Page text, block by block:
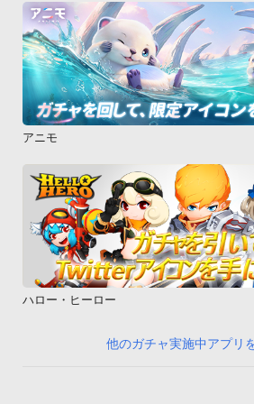
うになっております。日本語に対応し
お奨めです)が端末にインストール＆設
した取締まり情報を読み上げます。【N
当アプリではNシステム(自動車ナンバ
より検知対象となりました
アニモ
ハロー・ヒーロー
他のガチャ実施中アプリ